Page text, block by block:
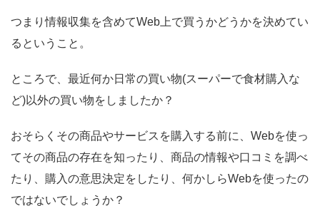
つまり情報収集を含めてWeb上で買うかどうかを決めてい
るということ。
ところで、最近何か日常の買い物(スーパーで食材購入な
ど)以外の買い物をしましたか？
おそらくその商品やサービスを購入する前に、Webを使っ
てその商品の存在を知ったり、商品の情報や口コミを調べ
たり、購入の意思決定をしたり、何かしらWebを使ったの
ではないでしょうか？